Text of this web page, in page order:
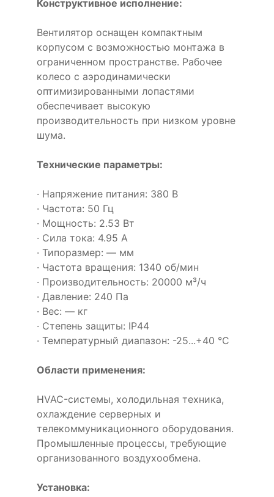
Конструктивное исполнение:
Вентилятор оснащен компактным
корпусом с возможностью монтажа в
ограниченном пространстве. Рабочее
колесо с аэродинамически
оптимизированными лопастями
обеспечивает высокую
производительность при низком уровне
шума.
Технические параметры:
· Напряжение питания: 380 В
· Частота: 50 Гц
· Мощность: 2.53 Вт
· Сила тока: 4.95 А
· Типоразмер: — мм
· Частота вращения: 1340 об/мин
· Производительность: 20000 м³/ч
· Давление: 240 Па
· Вес: — кг
· Степень защиты: IP44
· Температурный диапазон: -25...+40 °C
Области применения:
HVAC-системы, холодильная техника,
охлаждение серверных и
телекоммуникационного оборудования.
Промышленные процессы, требующие
организованного воздухообмена.
Установка: